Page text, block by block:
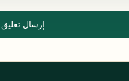
إرسال تعليق